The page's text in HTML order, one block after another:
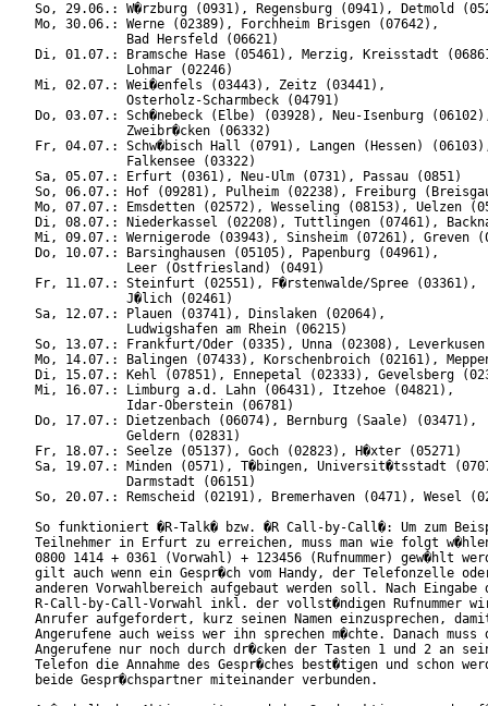
So, 29.06.: W�rzburg (0931), Regensburg (0941), Detmold
Mo, 30.06.: Werne (02389), Forchheim Brisgen (07642),
            Bad Hersfeld (06621)
Di, 01.07.: Bramsche Hase (05461), Merzig, Kreisstadt
            Lohmar (02246)
Mi, 02.07.: Wei�enfels (03443), Zeitz (03441),
            Osterholz-Scharmbeck (04791)
Do, 03.07.: Sch�nebeck (Elbe) (03928), Neu-Isenburg
            Zweibr�cken (06332)
Fr, 04.07.: Schw�bisch Hall (0791), Langen (Hessen)
            Falkensee (03322)
Sa, 05.07.: Erfurt (0361), Neu-Ulm (0731), Passau (0851)
So, 06.07.: Hof (09281), Pulheim (02238), Freiburg
Mo, 07.07.: Emsdetten (02572), Wesseling (08153), Uelzen
Di, 08.07.: Niederkassel (02208), Tuttlingen (07461),
Mi, 09.07.: Wernigerode (03943), Sinsheim (07261), Greven
Do, 10.07.: Barsinghausen (05105), Papenburg (04961),
            Leer (Ostfriesland) (0491)
Fr, 11.07.: Steinfurt (02551), F�rstenwalde/Spree (03361),
            J�lich (02461)
Sa, 12.07.: Plauen (03741), Dinslaken (02064),
            Ludwigshafen am Rhein (06215)
So, 13.07.: Frankfurt/Oder (0335), Unna (02308),
Mo, 14.07.: Balingen (07433), Korschenbroich (02161),
Di, 15.07.: Kehl (07851), Ennepetal (02333), Gevelsberg
Mi, 16.07.: Limburg a.d. Lahn (06431), Itzehoe (04821),
            Idar-Oberstein (06781)
Do, 17.07.: Dietzenbach (06074), Bernburg (Saale) (03471),
            Geldern (02831)
Fr, 18.07.: Seelze (05137), Goch (02823), H�xter (05271)
Sa, 19.07.: Minden (0571), T�bingen, Universit�tsstadt
            Darmstadt (06151)
So, 20.07.: Remscheid (02191), Bremerhaven (0471), Wesel
So funktioniert �R-Talk� bzw. �R Call-by-Call�: Um zum
Teilnehmer in Erfurt zu erreichen, muss man wie folgt
0800 1414 + 0361 (Vorwahl) + 123456 (Rufnummer) gew�hlt
gilt auch wenn ein Gespr�ch vom Handy, der Telefonzelle
anderen Vorwahlbereich aufgebaut werden soll. Nach Eingabe
R-Call-by-Call-Vorwahl inkl. der vollst�ndigen Rufnummer
Anrufer aufgefordert, kurz seinen Namen einzusprechen,
Angerufene auch weiss wer ihn sprechen m�chte. Danach muss
Angerufene nur noch durch dr�cken der Tasten 1 und 2 an
Telefon die Annahme des Gespr�ches best�tigen und schon
beide Gespr�chspartner miteinander verbunden.